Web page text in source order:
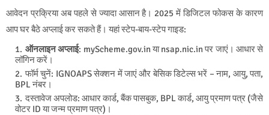
आवेदन प्रक्रिया अब पहले से ज्यादा आसान है। 2025 में डिजिटल फोकस के कारण
आप घर बैठे अप्लाई कर सकते हैं। यहां स्टेप-बाय-स्टेप गाइड:
ऑनलाइन अप्लाई: myScheme.gov.in या nsap.nic.in पर जाएं। आधार से
लॉगिन करें।
फॉर्म चुनें: IGNOAPS सेक्शन में जाएं और बेसिक डिटेल्स भरें – नाम, आयु, पता,
BPL नंबर।
दस्तावेज अपलोड: आधार कार्ड, बैंक पासबुक, BPL कार्ड, आयु प्रमाण पत्र (जैसे
वोटर ID या जन्म प्रमाण पत्र)।